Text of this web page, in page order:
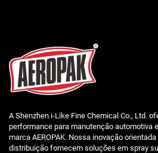
A Shenzhen i-Like Fine Chemical Co., Ltd.
performance para manutenção automotiva
marca AEROPAK. Nossa inovação
distribuição fornecem soluções em spray